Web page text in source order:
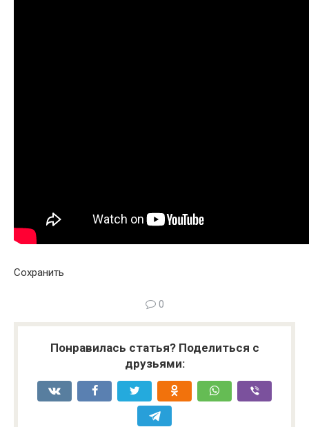
Сохранить
0
Понравилась статья? Поделиться с
друзьями: